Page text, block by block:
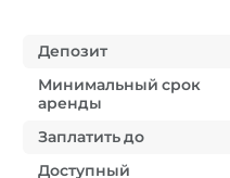
Депозит
Минимальный срок
аренды
Заплатить до
Доступный